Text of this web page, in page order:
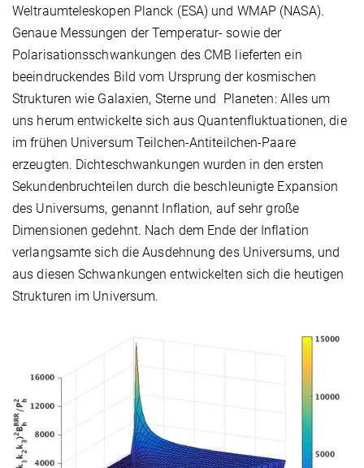
Weltraumteleskopen Planck (ESA) und WMAP (NASA).
Genaue Messungen der Temperatur- sowie der
Polarisationsschwankungen des CMB lieferten ein
beeindruckendes Bild vom Ursprung der kosmischen
Strukturen wie Galaxien, Sterne und Planeten: Alles um
uns herum entwickelte sich aus Quantenfluktuationen, die
im frühen Universum Teilchen-Antiteilchen-Paare
erzeugten. Dichteschwankungen wurden in den ersten
Sekundenbruchteilen durch die beschleunigte Expansion
des Universums, genannt Inflation, auf sehr große
Dimensionen gedehnt. Nach dem Ende der Inflation
verlangsamte sich die Ausdehnung des Universums, und
aus diesen Schwankungen entwickelten sich die heutigen
Strukturen im Universum.